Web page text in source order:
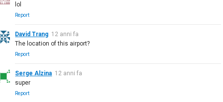
lol
Report
David Trang 12 anni fa
The location of this airport?
Report
Serge Alzina 12 anni fa
super
Report